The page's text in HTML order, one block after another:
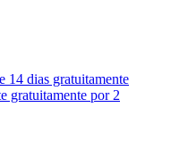
14 dias gratuitamente
gratuitamente por 2